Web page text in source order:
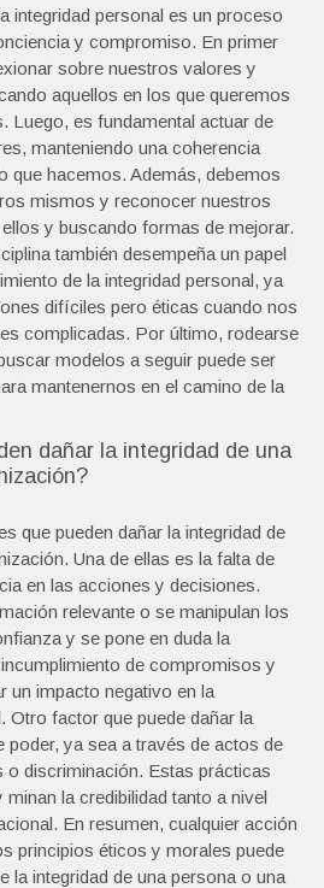
integridad personal es un proceso
y compromiso. En primer
sobre nuestros valores y
aquellos en los que queremos
Luego, es fundamental actuar de
manteniendo una coherencia
que hacemos. Además, debemos
mismos y reconocer nuestros
y buscando formas de mejorar.
también desempeña un papel
de la integridad personal, ya
difíciles pero éticas cuando nos
complicadas. Por último, rodearse
modelos a seguir puede ser
mantenernos en el camino de la
dañar la integridad de una
que pueden dañar la integridad de
Una de ellas es la falta de
en las acciones y decisiones.
relevante o se manipulan los
y se pone en duda la
de compromisos y
un impacto negativo en la
Otro factor que puede dañar la
poder, ya sea a través de actos de
discriminación. Estas prácticas
la credibilidad tanto a nivel
En resumen, cualquier acción
principios éticos y morales puede
la integridad de una persona o una